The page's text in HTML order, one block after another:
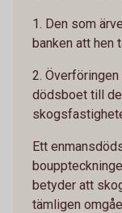
1. Den som
banken att hen
2.
dödsboet till
Ett
betyder att
tämligen